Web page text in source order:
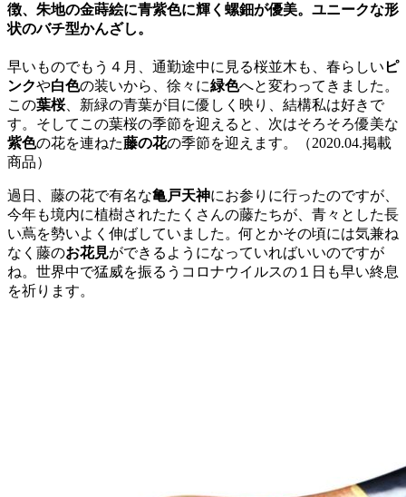
徴、朱地の金蒔絵に青紫色に輝く螺鈿が優美。ユニークな形
状のバチ型かんざし。
早いものでもう４月、通勤途中に見る桜並木も、春らしい ピ
ンクや白色の装いから、徐々に緑色へと変わってきました。
この葉桜、新緑の青葉が目に優しく映り、結構私は好きで
す。そしてこの葉桜の季節を迎えると、次はそろそろ優美な
紫色の花を連ねた藤の花の季節を迎えます。（2020.04.掲載
商品）
過日、藤の花で有名な亀戸天神にお参りに行ったのですが、
今年も境内に植樹されたたくさんの藤たちが、青々とした長
い蔦を勢いよく伸ばしていました。何とかその頃には気兼ね
なく藤のお花見ができるようになっていればいいのですが
ね。世界中で猛威を振るうコロナウイルスの１日も早い終息
を祈ります。